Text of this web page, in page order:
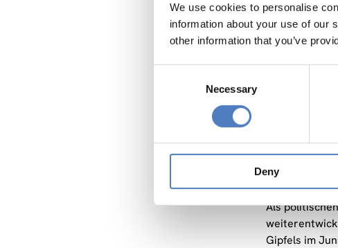
We use cookies to personalise
information about your use of our
other information that you’ve
Necessary
Deny
und
stimuliert und
Area“
Als
Gipfels im